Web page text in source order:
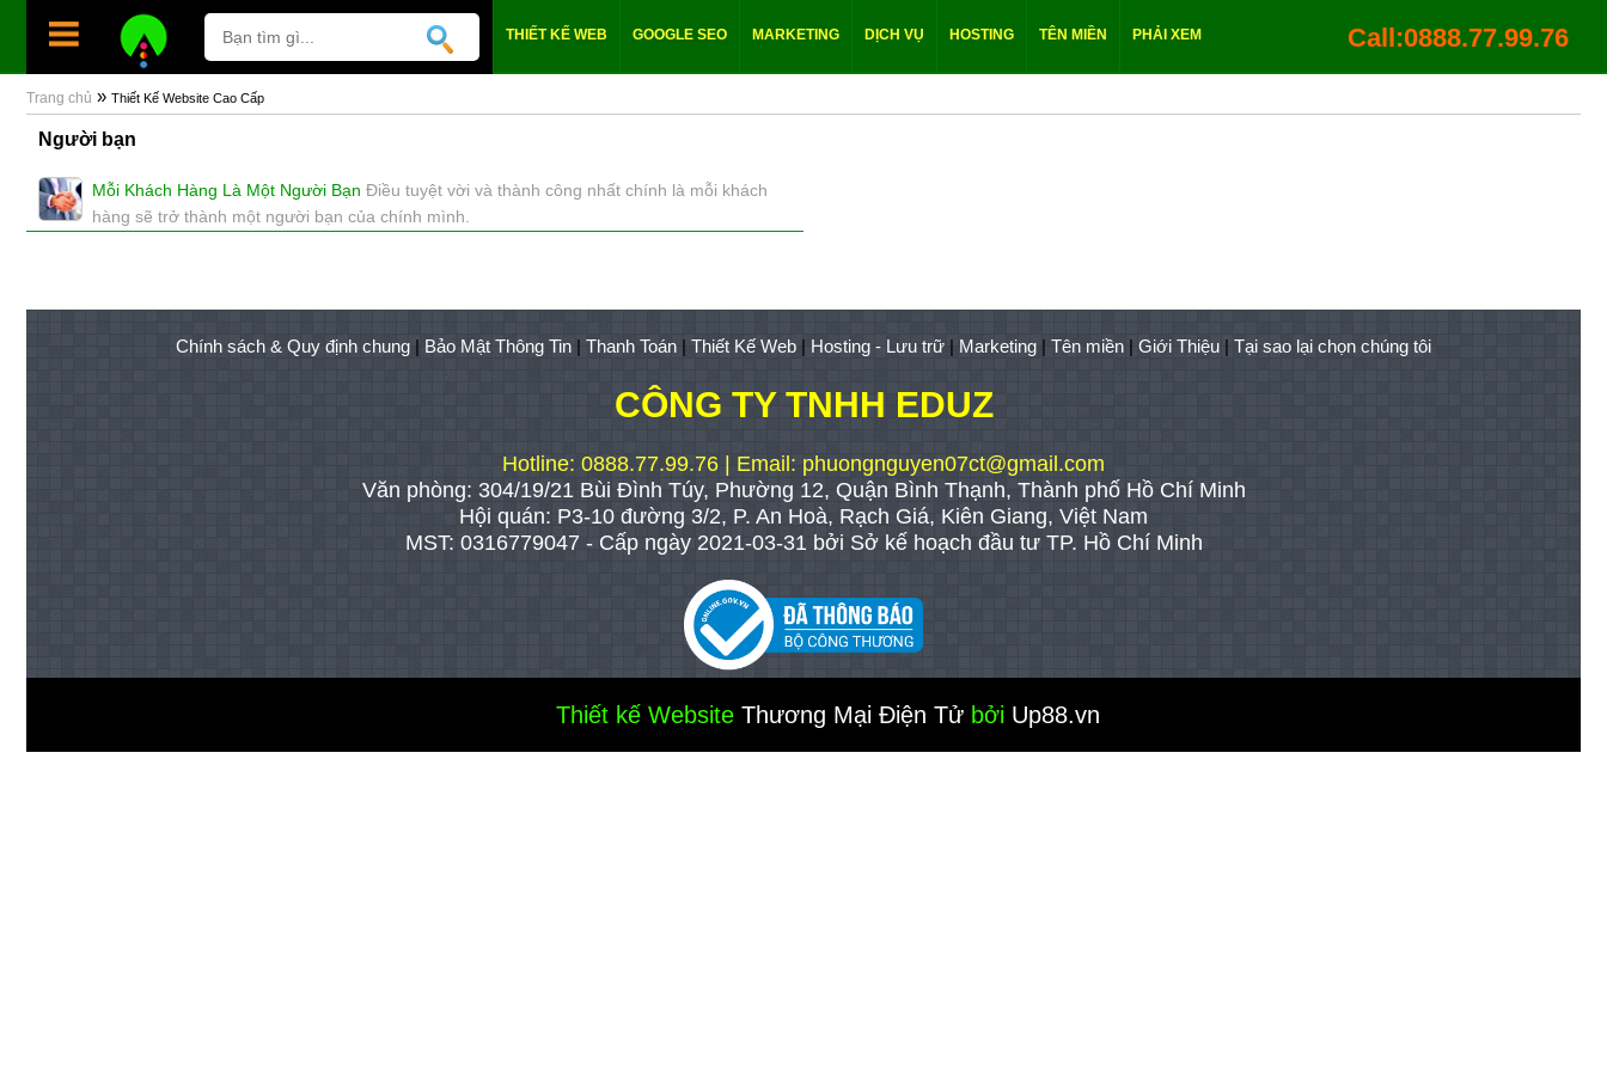
THIẾT KẾ WEB GOOGLE SEO MARKETING DỊCH VỤ HOSTING TÊN MIỀN PHẢI XEM Call:0888.77.99.76
Trang chủ » Thiết Kế Website Cao Cấp
Người bạn
Mỗi Khách Hàng Là Một Người Bạn Điều tuyệt vời và thành công nhất chính là mỗi khách
hàng sẽ trở thành một người bạn của chính mình.
Chính sách & Quy định chung | Bảo Mật Thông Tin | Thanh Toán | Thiết Kế Web | Hosting - Lưu trữ | Marketing | Tên miền | Giới Thiệu | Tại sao lại chọn chúng tôi
CÔNG TY TNHH EDUZ
Hotline: 0888.77.99.76 | Email: phuongnguyen07ct@gmail.com
Văn phòng: 304/19/21 Bùi Đình Túy, Phường 12, Quận Bình Thạnh, Thành phố Hồ Chí Minh
Hội quán: P3-10 đường 3/2, P. An Hoà, Rạch Giá, Kiên Giang, Việt Nam
MST: 0316779047 - Cấp ngày 2021-03-31 bởi Sở kế hoạch đầu tư TP. Hồ Chí Minh
Thiết kế Website Thương Mại Điện Tửbởi Up88.vn